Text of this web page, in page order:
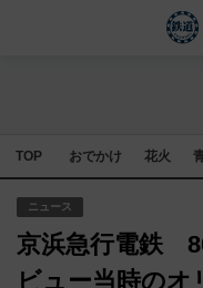
TOP おでかけ 花火
ニュース
京浜急行電鉄
ビュー当時の